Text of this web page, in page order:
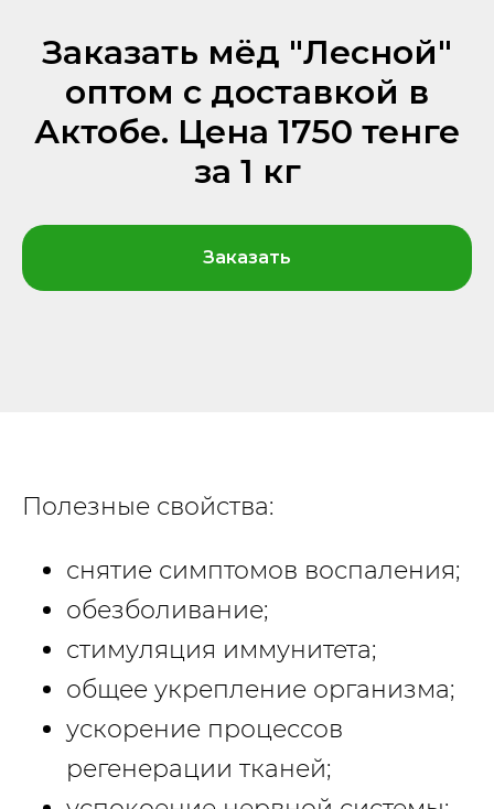
Заказать мёд "Лесной"
оптом с доставкой в
Актобе. Цена 1750 тенге
за 1 кг
Заказать
Полезные свойства:
снятие симптомов воспаления;
обезболивание;
стимуляция иммунитета;
общее укрепление организма;
ускорение процессов
регенерации тканей;